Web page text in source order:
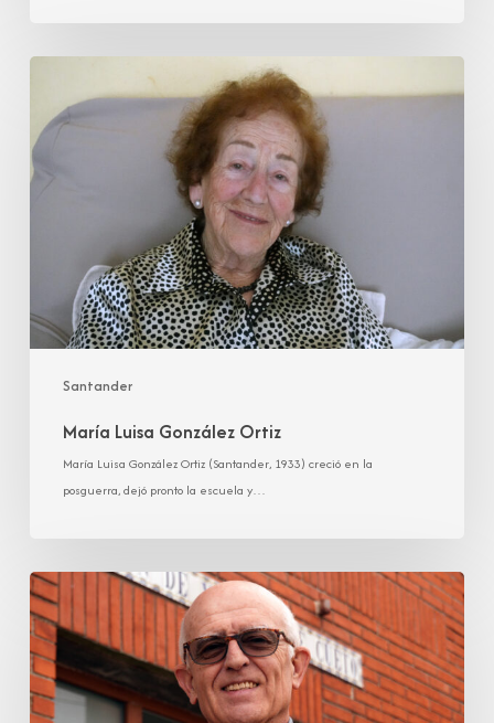
Santander
María
González
Ortiz
María Luisa González Ortiz
María Luisa González Ortiz (Santander, 1933) creció en la
posguerra, dejó pronto la escuela y…
Pedro
Manuel
González
Toca